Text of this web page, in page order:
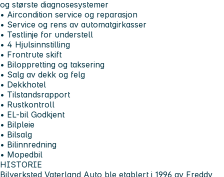
og største diagnosesystemer
• Aircondition service og reparasjon
• Service og rens av automatgirkasser
• Testlinje for understell
• 4 Hjulsinnstilling
• Frontrute skift
• Biloppretting og taksering
• Salg av dekk og felg
• Dekkhotel
• Tilstandsrapport
• Rustkontroll
• EL-bil Godkjent
• Bilpleie
• Bilsalg
• Bilinnredning
• Mopedbil
HISTORIE
Bilverksted Vaterland Auto ble etablert i 1996 av Freddy